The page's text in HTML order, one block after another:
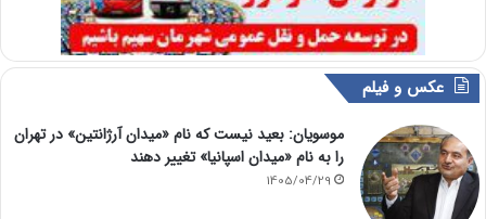
عکس و فیلم
موسویان: بعید نیست که نام «میدان آرژانتین» در تهران
را به نام «میدان اسپانیا» تغییر دهند
1405/04/29